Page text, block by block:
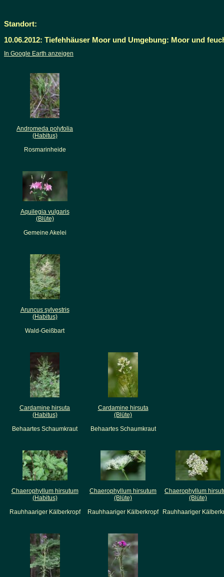
Standort:
10.06.2012: Tiefehhäuser Moor und Umgebung: Moor und
In Google Earth anzeigen
Andromeda polyfolia
(Habitus)
Rosmarinheide
Aquilegia vulgaris
(Blüte)
Gemeine Akelei
Aruncus sylvestris
(Habitus)
Wald-Geißbart
Cardamine hirsuta
(Habitus)
Behaartes Schaumkraut
Cardamine hirsuta
(Blüte)
Behaartes Schaumkraut
Chaerophyllum hirsutum
(Habitus)
Rauhhaariger Kälberkropf
Chaerophyllum hirsutum
(Blüte)
Rauhhaariger Kälberkropf
Chaerophyllum
(Blüte)
Rauhhaariger